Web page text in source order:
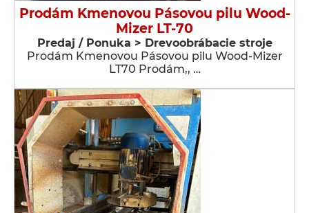
Prodám Kmenovou Pásovou pilu Wood-
Mizer LT-70
Predaj / Ponuka > Drevoobrábacie stroje
Prodám Kmenovou Pásovou pilu Wood-Mizer
LT70 Prodám,, …